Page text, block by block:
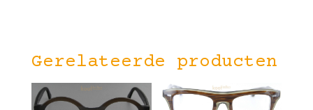
Gerelateerde producten